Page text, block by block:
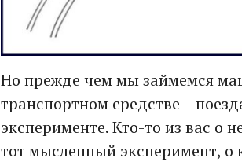
Но прежде чем мы займемся
транспортном средстве –
эксперименте. Кто-то из вас о
тот мысленный эксперимент, о